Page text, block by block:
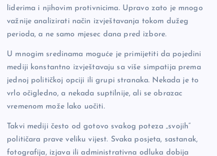
liderima i njihovim protivnicima. Upravo zato je mnogo
važnije analizirati način izvještavanja tokom dužeg
perioda, a ne samo mjesec dana pred izbore.
U mnogim sredinama moguće je primijetiti da pojedini
mediji konstantno izvještavaju sa više simpatija prema
jednoj političkoj opciji ili grupi stranaka. Nekada je to
vrlo očigledno, a nekada suptilnije, ali se obrazac
vremenom može lako uočiti.
Takvi mediji često od gotovo svakog poteza „svojih“
političara prave veliku vijest. Svaka posjeta, sastanak,
fotografija, izjava ili administrativna odluka dobija